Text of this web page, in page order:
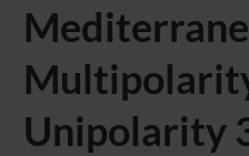
Unipolarity